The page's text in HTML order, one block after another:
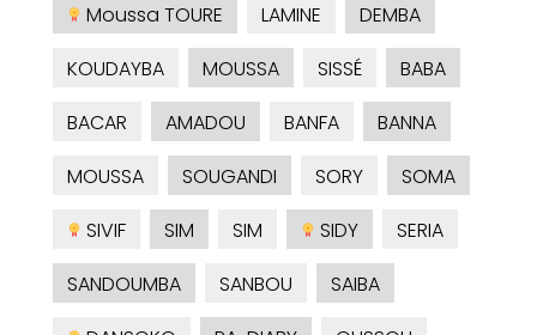
Moussa TOURE
LAMINE
DEMBA
KOUDAYBA
MOUSSA SISSÉ
BABA
BACAR
AMADOU BANFA
BANNA
MOUSSA
SOUGANDI SORY
SOMA
SIVIF
SIM SIM SIDY
SERIA
SANDOUMBA
SANBOU
SAIBA